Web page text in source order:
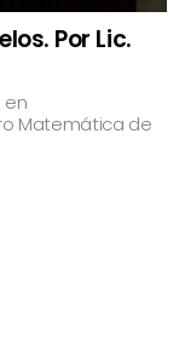
Por Lic.
en
Matemática de